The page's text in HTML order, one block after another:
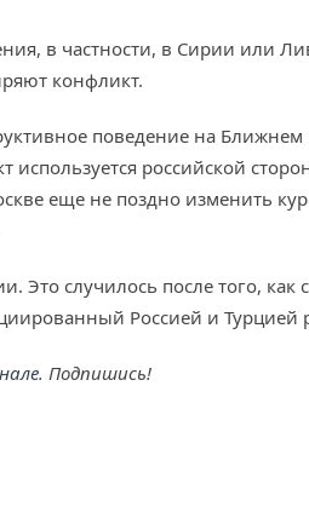
в частности, в Сирии или
конфликт.
поведение на
российской
еще не поздно изменить
Это случилось после того,
Россией и Турцией
. Подпишись!